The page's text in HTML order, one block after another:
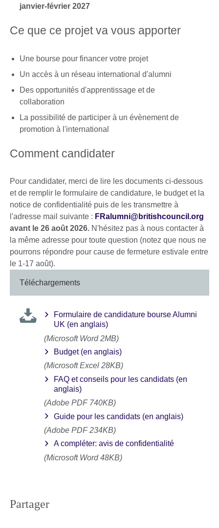
janvier-février 2027
Ce que ce projet va vous apporter
Une bourse pour financer votre projet
Un accès à un réseau international d'alumni
Des opportunités d'apprentissage et de
collaboration
La possibilité de participer à un évènement de
promotion à l'international
Comment candidater
Pour candidater, merci de lire les documents ci-dessous
et de remplir le formulaire de candidature, le budget et la
notice de confidentialité puis de les transmettre à
l'adresse mail suivante : FRalumni@britishcouncil.org
avant le 26 août 2026. N'hésitez pas à nous contacter à
la même adresse pour toute question (notez que nous ne
pourrons répondre pour cause de fermeture estivale entre
le 1-17 août).
Téléchargements
Formulaire de candidature bourse Alumni
UK (en anglais)
(Microsoft Word 2MB)
Budget (en anglais)
(Microsoft Excel 28KB)
FAQ et conseils pour les candidats (en
anglais)
(Adobe PDF 740KB)
Guide pour les candidats (en anglais)
(Adobe PDF 234KB)
A compléter: avis de confidentialité
(Microsoft Word 48KB)
Partager